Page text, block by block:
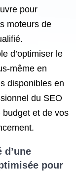
pour
moteurs de
d’optimiser le
même en
disponibles en
du SEO
et de vos
pour